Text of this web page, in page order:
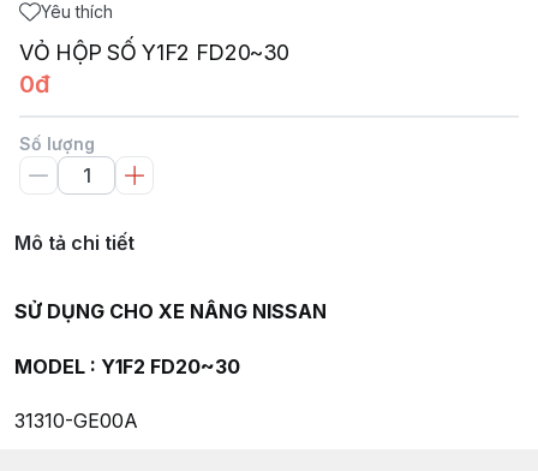
Yêu thích
VỎ HỘP SỐ Y1F2 FD20~30
0đ
Số lượng
Mô tả chi tiết
SỬ DỤNG CHO XE NÂNG NISSAN
MODEL : Y1F2 FD20~30
31310-GE00A